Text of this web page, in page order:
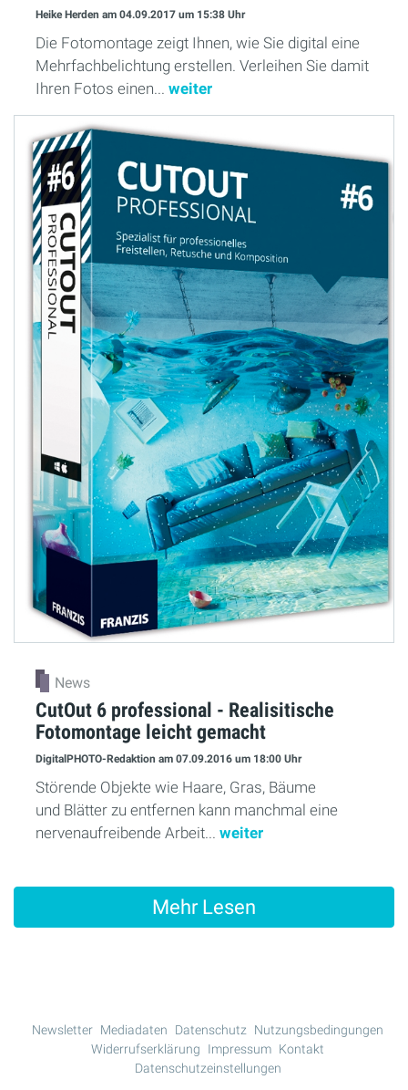
Heike Herden am 04.09.2017 um 15:38 Uhr
Die Fotomontage zeigt Ihnen, wie Sie digital eine
Mehrfachbelichtung erstellen. Verleihen Sie damit
Ihren Fotos einen... weiter
News
CutOut 6 professional - Realisitische
Fotomontage leicht gemacht
DigitalPHOTO-Redaktion am 07.09.2016 um 18:00 Uhr
Störende Objekte wie Haare, Gras, Bäume
und Blätter zu entfernen kann manchmal eine
nervenaufreibende Arbeit... weiter
Mehr Lesen
Newsletter Mediadaten Datenschutz
Nutzungsbedingungen
Widerrufserklärung
Impressum Kontakt
Datenschutzeinstellungen